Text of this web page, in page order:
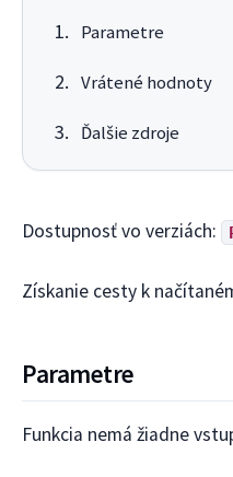
Parametre
Vrátené hodnoty
Ďalšie zdroje
Dostupnosť vo verziách:
Získanie cesty k
Parametre
Funkcia nemá žiadne